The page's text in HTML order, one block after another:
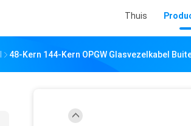
Thuis
48-Kern 144-Kern OPGW Glasvezelkabel